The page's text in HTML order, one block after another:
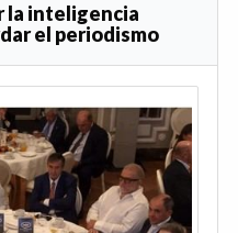
la inteligencia
el periodismo